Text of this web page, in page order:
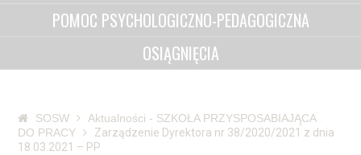
POMOC PSYCHOLOGICZNO-PEDAGOGICZNA
OSIĄGNIĘCIA
SOSW
Aktualności - SZKOŁA PRZYSPOSABIAJĄCA
DO PRACY
Zarządzenie Dyrektora nr 38/2020/2021 z dnia
18.03.2021 – PP